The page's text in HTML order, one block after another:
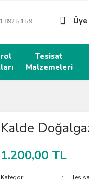
892 51 59
Tesisat
Malzemeleri
Kalde
1.200,00 TL
Kategori